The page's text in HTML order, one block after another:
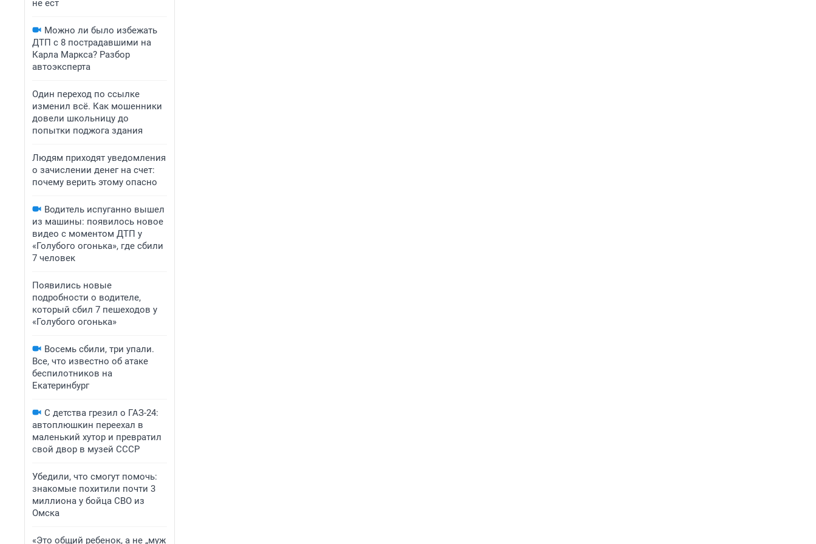
не ест
Можно ли было избежать
ДТП с 8 пострадавшими на
Карла Маркса? Разбор
автоэксперта
Один переход по ссылке
изменил всё. Как мошенники
довели школьницу до
попытки поджога здания
Людям приходят уведомления
о зачислении денег на счет:
почему верить этому опасно
Водитель испуганно вышел
из машины: появилось новое
видео с моментом ДТП у
«Голубого огонька», где сбили
7 человек
Появились новые
подробности о водителе,
который сбил 7 пешеходов у
«Голубого огонька»
Восемь сбили, три упали.
Все, что известно об атаке
беспилотников на
Екатеринбург
С детства грезил о ГАЗ-24:
автоплюшкин переехал в
маленький хутор и превратил
свой двор в музей СССР
Убедили, что смогут помочь:
знакомые похитили почти 3
миллиона у бойца СВО из
Омска
«Это общий ребенок, а не „муж